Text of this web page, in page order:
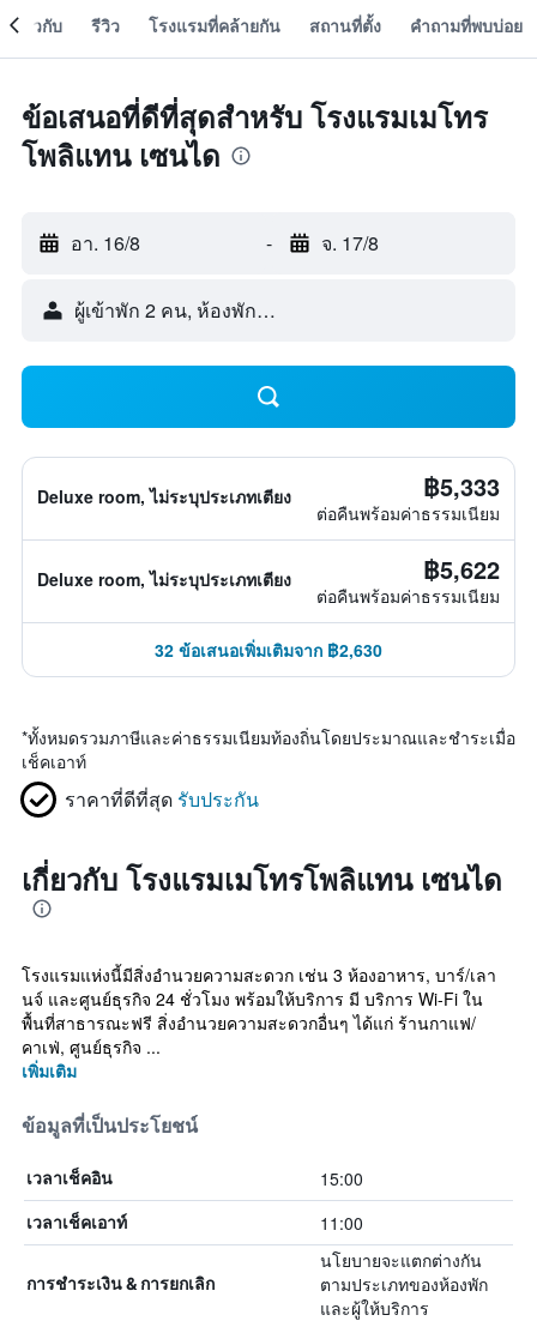
เกี่ยวกับ รีวิว โรงแรมที่คล้ายกัน สถานที่ตั้ง คำถามที่พบบ่อย
ข้อเสนอที่ดีที่สุดสำหรับ โรงแรมเมโทร
โพลิแทน เซนได
อา. 16/8 - จ. 17/8
ผู้เข้าพัก 2 คน, ห้องพัก 1 ห้อง
Deluxe room, ไม่ระบุประเภทเตียง ฿5,333
ต่อคืนพร้อมค่าธรรมเนียม
Deluxe room, ไม่ระบุประเภทเตียง ฿5,622
ต่อคืนพร้อมค่าธรรมเนียม
32 ข้อเสนอเพิ่มเติมจาก ฿2,630
*ทั้งหมดรวมภาษีและค่าธรรมเนียมท้องถิ่นโดยประมาณและชำระเมื่อ
เช็คเอาท์
ราคาที่ดีที่สุด รับประกัน
เกี่ยวกับ โรงแรมเมโทรโพลิแทน เซนได
โรงแรมแห่งนี้มีสิ่งอำนวยความสะดวก เช่น 3 ห้องอาหาร, บาร์/เลา
นจ์ และศูนย์ธุรกิจ 24 ชั่วโมง พร้อมให้บริการ มี บริการ Wi-Fi ใน
พื้นที่สาธารณะฟรี สิ่งอำนวยความสะดวกอื่นๆ ได้แก่ ร้านกาแฟ/
คาเฟ่, ศูนย์ธุรกิจ ...
เพิ่มเติม
ข้อมูลที่เป็นประโยชน์
เวลาเช็คอิน 15:00
เวลาเช็คเอาท์ 11:00
การชำระเงิน & การยกเลิก
นโยบายจะแตกต่างกัน
ตามประเภทของห้องพัก
และผู้ให้บริการ